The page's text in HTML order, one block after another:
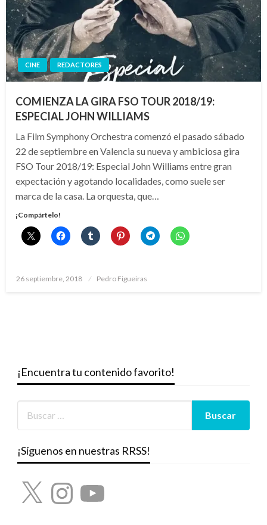
CINE REDACTORES
COMIENZA LA GIRA FSO TOUR 2018/19:
ESPECIAL JOHN WILLIAMS
La Film Symphony Orchestra comenzó el pasado sábado
22 de septiembre en Valencia su nueva y ambiciosa gira
FSO Tour 2018/19: Especial John Williams entre gran
expectación y agotando localidades, como suele ser
marca de la casa. La orquesta, que…
¡Compártelo!
Publicado
26 septiembre, 2018 Pedro Figueiras
¡Encuentra tu contenido favorito!
¡Síguenos en nuestras RRSS!
X InstagramYouTube